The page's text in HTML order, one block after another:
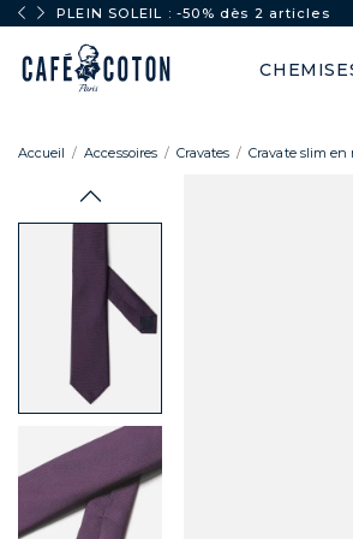
PLEIN SOLEIL : -50% dès 2 articles
Accueil Accessoires Cravates Cravate slim en